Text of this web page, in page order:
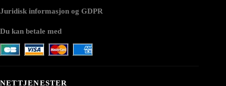
Juridisk informasjon og GDPR
Du kan betale med
NETTJENESTER